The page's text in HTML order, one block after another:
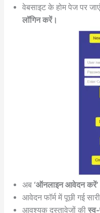
वेबसाइट के होम पेज पर
लॉगिन करें।
अब ‘ऑनलाइन आवेदन करें’
आवेदन फॉर्म में पूछी गई
आवश्यक दस्तावेजों की